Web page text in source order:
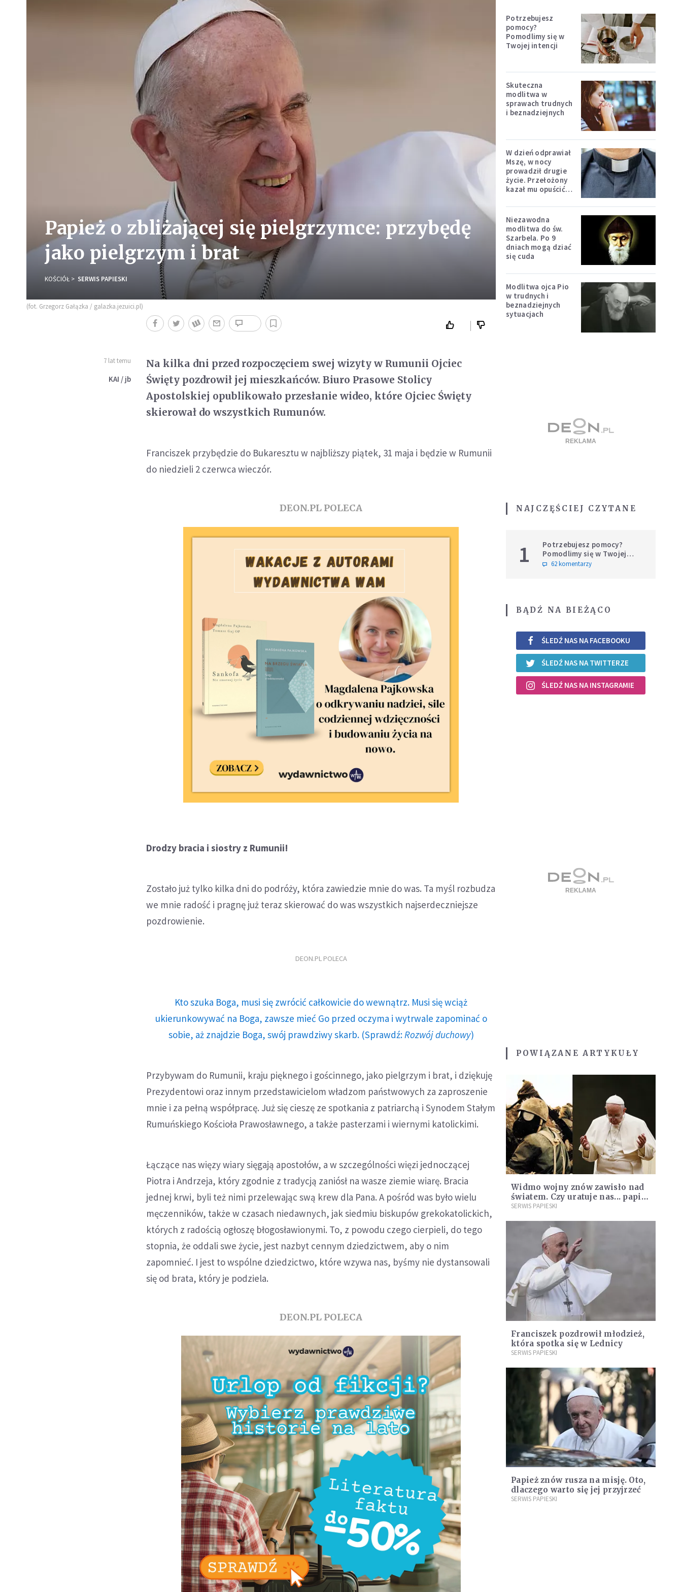
Papież o zbliżającej się pielgrzymce: przybędę
jako pielgrzym i brat
KOŚCIÓŁ SERWIS PAPIESKI
(fot. Grzegorz Gałązka / galazka.jezuici.pl)
7 lat temu
KAI / jb
Na kilka dni przed rozpoczęciem swej wizyty w Rumunii Ojciec
Święty pozdrowił jej mieszkańców. Biuro Prasowe Stolicy
Apostolskiej opublikowało przesłanie wideo, które Ojciec Święty
skierował do wszystkich Rumunów.
Franciszek przybędzie do Bukaresztu w najbliższy piątek, 31 maja i będzie w Rumunii
do niedzieli 2 czerwca wieczór.
DEON.PL POLECA
Drodzy bracia i siostry z Rumunii!
Zostało już tylko kilka dni do podróży, która zawiedzie mnie do was. Ta myśl rozbudza
we mnie radość i pragnę już teraz skierować do was wszystkich najserdeczniejsze
pozdrowienie.
DEON.PL POLECA
Kto szuka Boga, musi się zwrócić całkowicie do wewnątrz. Musi się wciąż
ukierunkowywać na Boga, zawsze mieć Go przed oczyma i wytrwale zapominać o
sobie, aż znajdzie Boga, swój prawdziwy skarb. (Sprawdź: Rozwój duchowy)
Przybywam do Rumunii, kraju pięknego i gościnnego, jako pielgrzym i brat, i dziękuję
Prezydentowi oraz innym przedstawicielom władzom państwowych za zaproszenie
mnie i za pełną współpracę. Już się cieszę ze spotkania z patriarchą i Synodem Stałym
Rumuńskiego Kościoła Prawosławnego, a także pasterzami i wiernymi katolickimi.
Łączące nas więzy wiary sięgają apostołów, a w szczególności więzi jednoczącej
Piotra i Andrzeja, który zgodnie z tradycją zaniósł na wasze ziemie wiarę. Bracia
jednej krwi, byli też nimi przelewając swą krew dla Pana. A pośród was było wielu
męczenników, także w czasach niedawnych, jak siedmiu biskupów grekokatolickich,
których z radością ogłoszę błogosławionymi. To, z powodu czego cierpieli, do tego
stopnia, że oddali swe życie, jest nazbyt cennym dziedzictwem, aby o nim
zapomnieć. I jest to wspólne dziedzictwo, które wzywa nas, byśmy nie dystansowali
się od brata, który je podziela.
DEON.PL POLECA
Potrzebujesz
pomocy?
Pomodlimy się w
Twojej intencji
Skuteczna
modlitwa w
sprawach trudnych
i beznadziejnych
W dzień odprawiał
Mszę, w nocy
prowadził drugie
życie. Przełożony
kazał mu opuścić
Niezawodna
modlitwa do św.
Szarbela. Po 9
dniach mogą dziać
się cuda
Modlitwa ojca Pio
w trudnych i
beznadziejnych
sytuacjach
NAJCZĘŚCIEJ CZYTANE
1
Potrzebujesz pomocy?
Pomodlimy się w Twojej
intencji
62 komentarzy
BĄDŹ NA BIEŻĄCO
ŚLEDŹ NAS NA FACEBOOKU
ŚLEDŹ NAS NA TWITTERZE
ŚLEDŹ NAS NA INSTAGRAMIE
POWIĄZANE ARTYKUŁY
Widmo wojny znów zawisło nad
światem. Czy uratuje nas... papież
Franciszek?
SERWIS PAPIESKI
Franciszek pozdrowił młodzież,
która spotka się w Lednicy
SERWIS PAPIESKI
Papież znów rusza na misję. Oto,
dlaczego warto się jej przyjrzeć
SERWIS PAPIESKI